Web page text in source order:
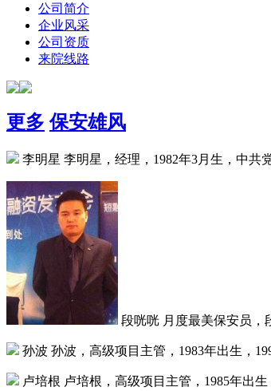
公司简介
企业风采
公司资质
来院线路
更多 保安雄风
李明星 李明星，经理，1982年3月生，中共
段咣咣 月度最美保安员，
孙波 孙波，高级项目主管，1983年出生，
卢培根 卢培根，高级项目主管，1985年出